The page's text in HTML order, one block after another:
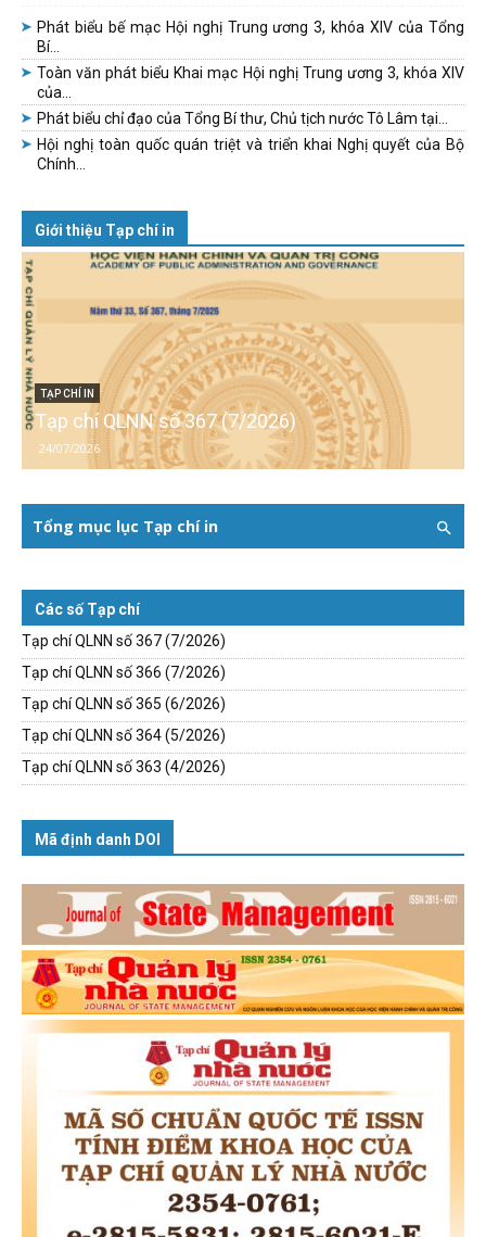
Phát biểu bế mạc Hội nghị Trung ương 3, khóa XIV của Tổng
Bí...
Toàn văn phát biểu Khai mạc Hội nghị Trung ương 3, khóa XIV
của...
Phát biểu chỉ đạo của Tổng Bí thư, Chủ tịch nước Tô Lâm tại...
Hội nghị toàn quốc quán triệt và triển khai Nghị quyết của Bộ
Chính...
Giới thiệu Tạp chí in
TẠP CHÍ IN
Tạp chí QLNN số 367 (7/2026)
24/07/2026
Tổng mục lục Tạp chí in
Các số Tạp chí
Tạp chí QLNN số 367 (7/2026)
Tạp chí QLNN số 366 (7/2026)
Tạp chí QLNN số 365 (6/2026)
Tạp chí QLNN số 364 (5/2026)
Tạp chí QLNN số 363 (4/2026)
Mã định danh DOI